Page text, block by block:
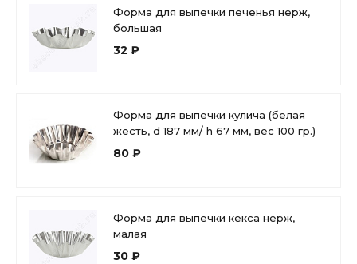
Форма для выпечки печенья нерж,
большая
32 ₽
Форма для выпечки кулича (белая
жесть, d 187 мм/ h 67 мм, вес 100 гр.)
80 ₽
Форма для выпечки кекса нерж,
малая
30 ₽